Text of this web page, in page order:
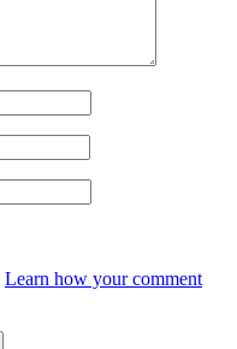
Learn how your comment